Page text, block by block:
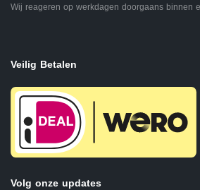
Wij reageren op werkdagen doorgaans binnen
Veilig Betalen
Volg onze updates